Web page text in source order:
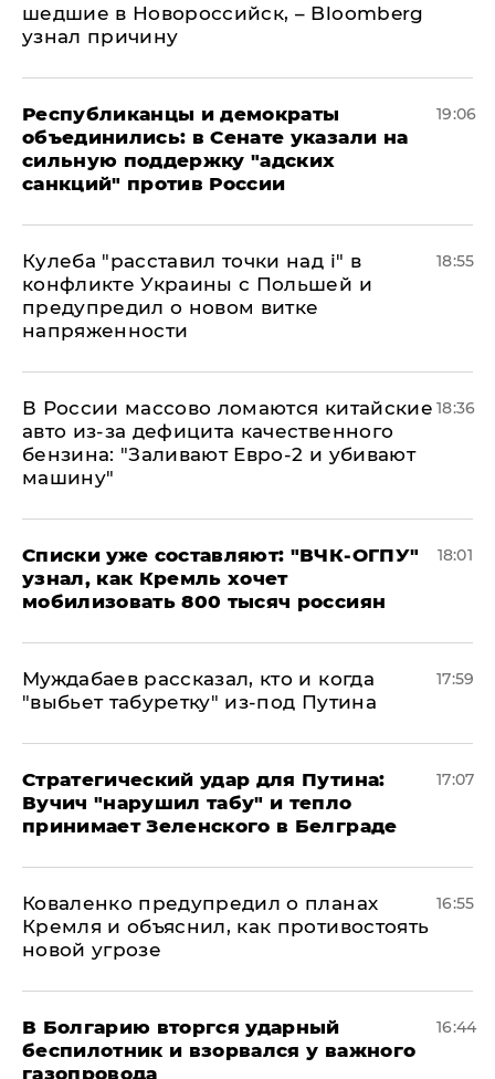
шедшие в Новороссийск, – Bloomberg
узнал причину
Республиканцы и демократы
объединились: в Сенате указали на
сильную поддержку "адских
санкций" против России
19:06
Кулеба "расставил точки над і" в
конфликте Украины с Польшей и
предупредил о новом витке
напряженности
18:55
В России массово ломаются китайские
авто из-за дефицита качественного
бензина: "Заливают Евро-2 и убивают
машину"
18:36
Списки уже составляют: "ВЧК-ОГПУ"
узнал, как Кремль хочет
мобилизовать 800 тысяч россиян
18:01
Муждабаев рассказал, кто и когда
"выбьет табуретку" из-под Путина
17:59
Стратегический удар для Путина:
Вучич "нарушил табу" и тепло
принимает Зеленского в Белграде
17:07
Коваленко предупредил о планах
Кремля и объяснил, как противостоять
новой угрозе
16:55
В Болгарию вторгся ударный
беспилотник и взорвался у важного
газопровода
16:44